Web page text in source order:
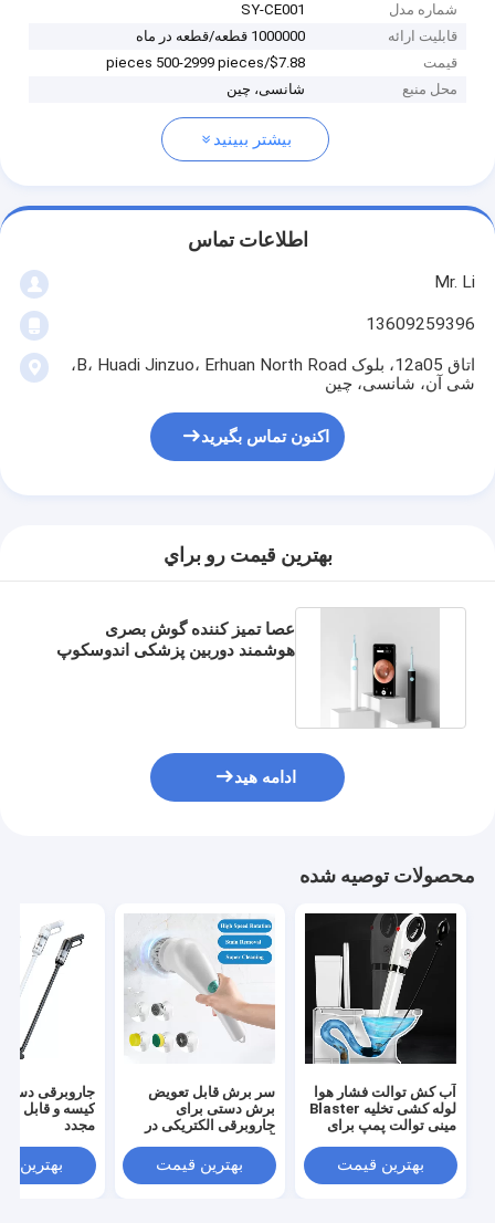
شماره مدل
SY-CE001
قابلیت ارائه
1000000 قطعه/قطعه در ماه
قیمت
$7.88/pieces 500-2999 pieces
محل منبع
شانسی، چین
بیشتر ببینید
اطلاعات تماس
Mr. Li
13609259396
اتاق 12a05، بلوک B، Huadi Jinzuo، Erhuan North Road،
شی آن، شانسی، چین
اکنون تماس بگیرید
بهترين قيمت رو براي
عصا تمیز کننده گوش بصری
هوشمند دوربین پزشکی اندوسکوپ
ادامه هید
محصولات توصیه شده
آب کش توالت فشار هوا
لوله کشی تخلیه Blaster
مینی توالت پمپ برای
بهترین قیمت
سر برش قابل تعویض
برش دستی برای
جاروبرقی الکتریکی در
بهترین قیمت
جاروبرقی
کیسه و قابل
مجدد
بهترین